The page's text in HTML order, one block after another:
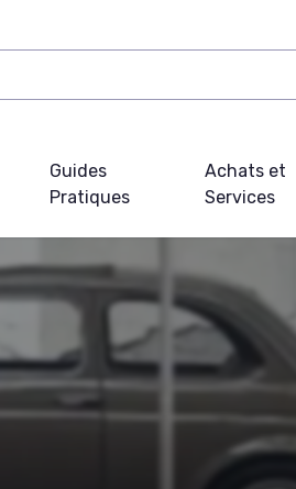
Guides
Pratiques
Achats et
Services